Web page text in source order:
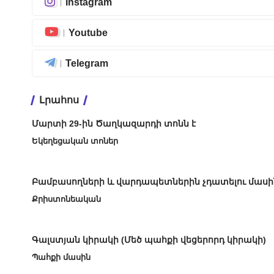
Youtube
Telegram
Լրահոս
Մարտի 29-ին Ծաղկազարդի տոնն է
Եկեղեցական տոներ
Բամբասողների և վարդապետներին չդատելու
Քրիստոնեական
Գալստյան կիրակի (Մեծ պահքի վեցերորդ կիրակի)
Պահքի մասին